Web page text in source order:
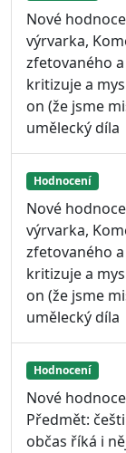
Nové
výrvarka,
zfetovaného
kritizuje a
on (že jsme
umělecký díla
Hodnocení
Nové
výrvarka,
zfetovaného
kritizuje a
on (že jsme
umělecký díla
Hodnocení
Nové
Předmět:
občas říká i